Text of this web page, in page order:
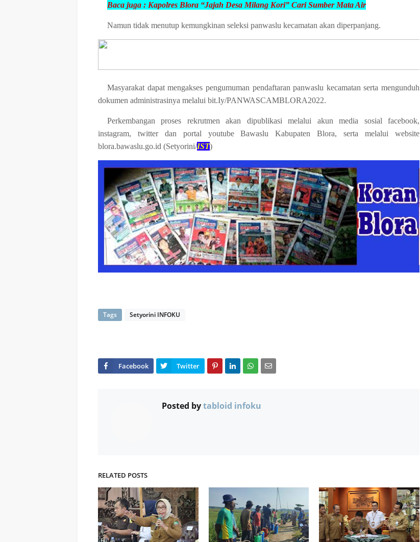
Baca juga : Kapolres Blora “Jajah Desa Milang Kori” Cari Sumber Mata Air
Namun tidak menutup kemungkinan seleksi panwaslu kecamatan akan diperpanjang.
Masyarakat dapat mengakses pengumuman pendaftaran panwaslu kecamatan serta mengunduh
dokumen administrasinya melalui bit.Iy/PANWASCAMBLORA2022.
Perkembangan proses rekrutmen akan dipublikasi melalui akun media sosial facebook,
instagram, twitter dan portal youtube Bawaslu Kabupaten Blora, serta melalui website
blora.bawaslu.go.id (Setyorini/IST)
Tags Setyorini INFOKU
Posted bytabloid infoku
RELATED POSTS